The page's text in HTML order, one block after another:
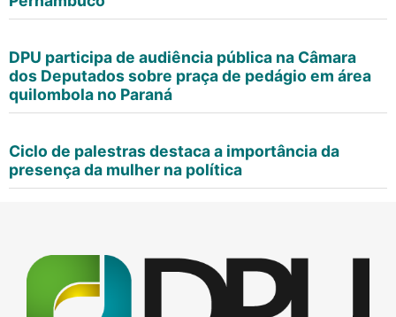
DPU participa de audiência pública na Câmara
dos Deputados sobre praça de pedágio em área
quilombola no Paraná
Ciclo de palestras destaca a importância da
presença da mulher na política